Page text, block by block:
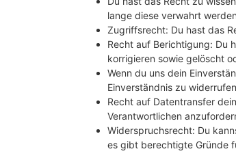
lange diese verwahrt
Zugriffsrecht: Du hast das
Recht auf Berichtigung: Du
korrigieren sowie gelöscht
Wenn du uns dein
Einverständnis zu
Recht auf Datentransfer
Verantwortlichen
Widerspruchsrecht: Du
es gibt berechtigte Gründe